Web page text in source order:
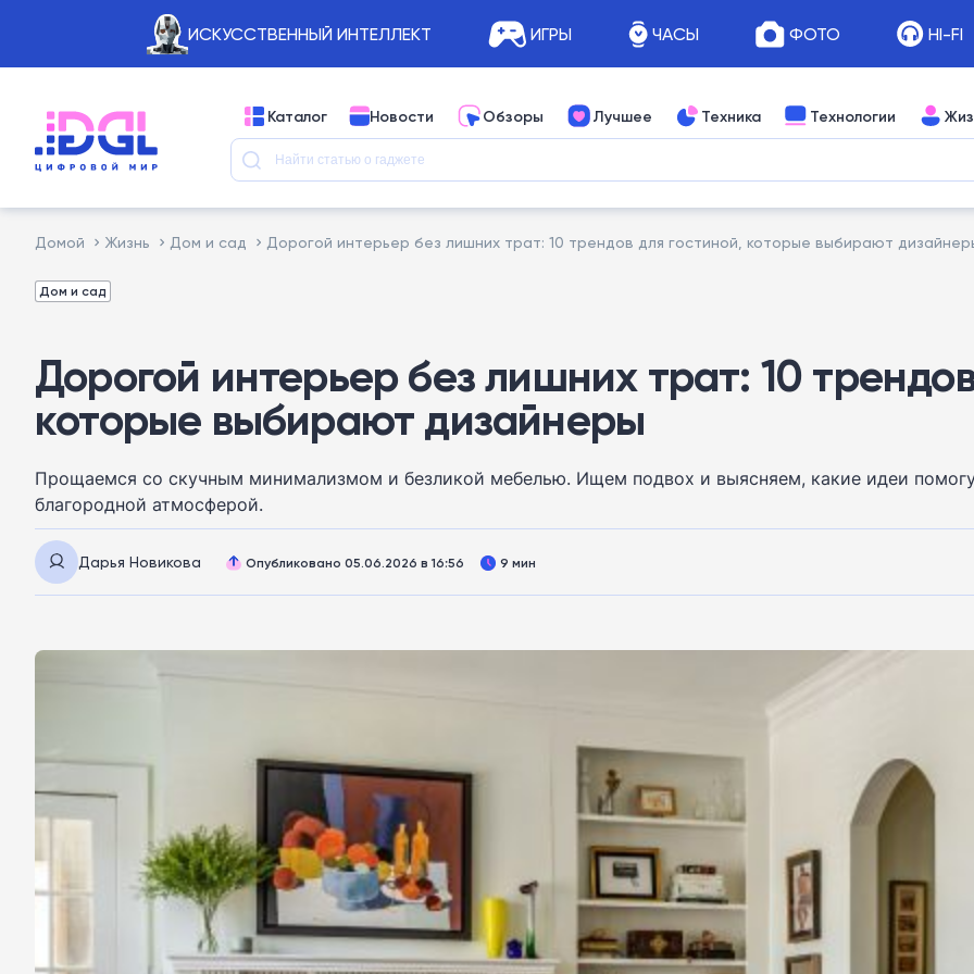
ИСКУССТВЕННЫЙ ИНТЕЛЛЕКТ ИГРЫ ЧАСЫ ФОТО HI-FI
Каталог Новости Обзоры Лучшее Техника Технологии
Домой Жизнь Дом и сад Дорогой интерьер без лишних трат: 10 трендов для гостиной, которые выбирают
Дом и сад
Дорогой интерьер без лишних трат: 10
которые выбирают дизайнеры
Прощаемся со скучным минимализмом и безликой мебелью. Ищем подвох и выясняем, какие идеи
благородной атмосферой.
Дарья Новикова Опубликовано 05.06.2026 в 16:56 9 мин